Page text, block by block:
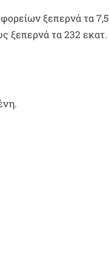
ξεπερνά τα 7,5
ξεπερνά τα 232 εκατ.